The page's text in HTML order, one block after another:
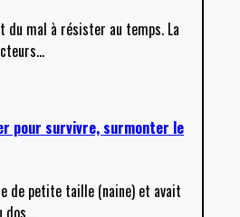
du mal à résister au temps. La
…
pour survivre, surmonter le
de petite taille (naine) et avait
dos…